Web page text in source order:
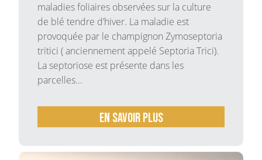
maladies foliaires observées sur la culture
de blé tendre d’hiver. La maladie est
provoquée par le champignon Zymoseptoria
tritici ( anciennement appelé Septoria Trici).
La septoriose est présente dans les
parcelles...
En savoir plus